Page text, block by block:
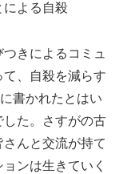
よる自殺
きによるコミュ
、自殺を減らす
書かれたとはい
した。さすがの古
んと交流が持て
ンは生きていく